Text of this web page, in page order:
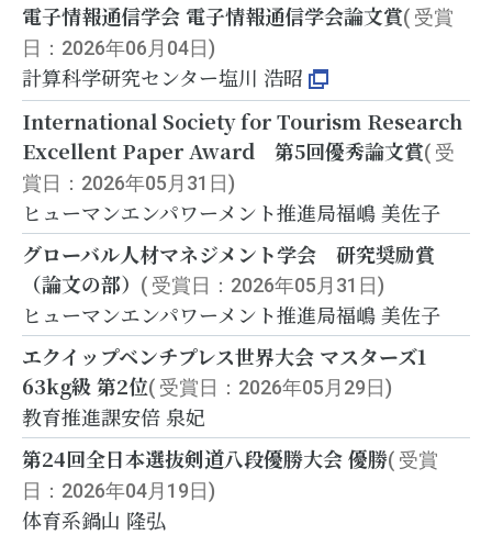
電子情報通信学会 電子情報通信学会論文賞( 受賞
日：2026年06月04日)
計算科学研究センター塩川 浩昭
International Society for Tourism Research
Excellent Paper Award 第5回優秀論文賞( 受
賞日：2026年05月31日)
ヒューマンエンパワーメント推進局福嶋 美佐子
グローバル人材マネジメント学会 研究奨励賞
（論文の部） ( 受賞日：2026年05月31日)
ヒューマンエンパワーメント推進局福嶋 美佐子
エクイップベンチプレス世界大会 マスターズ1
63kg級 第2位( 受賞日：2026年05月29日)
教育推進課安倍 泉妃
第24回全日本選抜剣道八段優勝大会 優勝( 受賞
日：2026年04月19日)
体育系鍋山 隆弘